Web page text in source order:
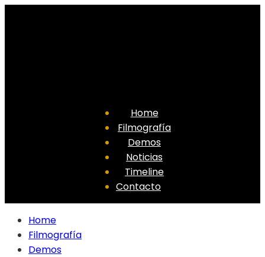
Home
Filmografía
Demos
Noticias
Timeline
Contacto
Home
Filmografía
Demos